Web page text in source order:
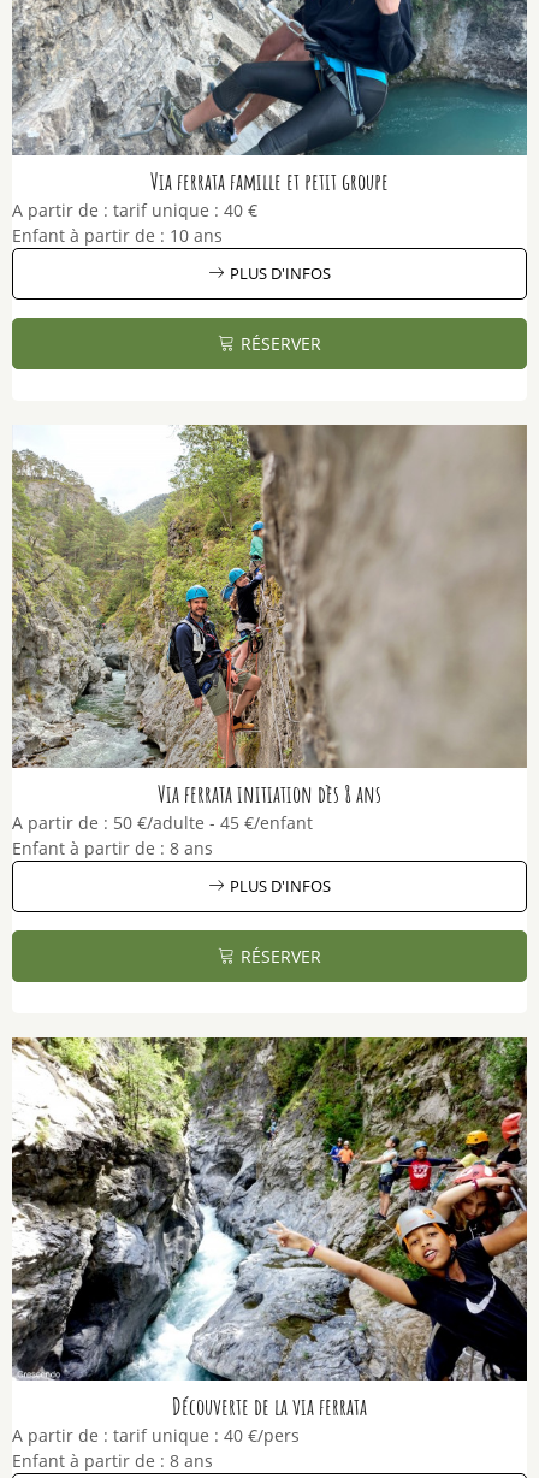
Via ferrata famille et petit groupe
A partir de : tarif unique : 40 €
Enfant à partir de : 10 ans
PLUS D'INFOS
RÉSERVER
Via ferrata initiation dès 8 ans
A partir de : 50 €/adulte 45 €/enfant
Enfant à partir de : 8 ans
PLUS D'INFOS
RÉSERVER
Découverte de la via ferrata
A partir de : tarif unique : 40 €/pers
Enfant à partir de : 8 ans